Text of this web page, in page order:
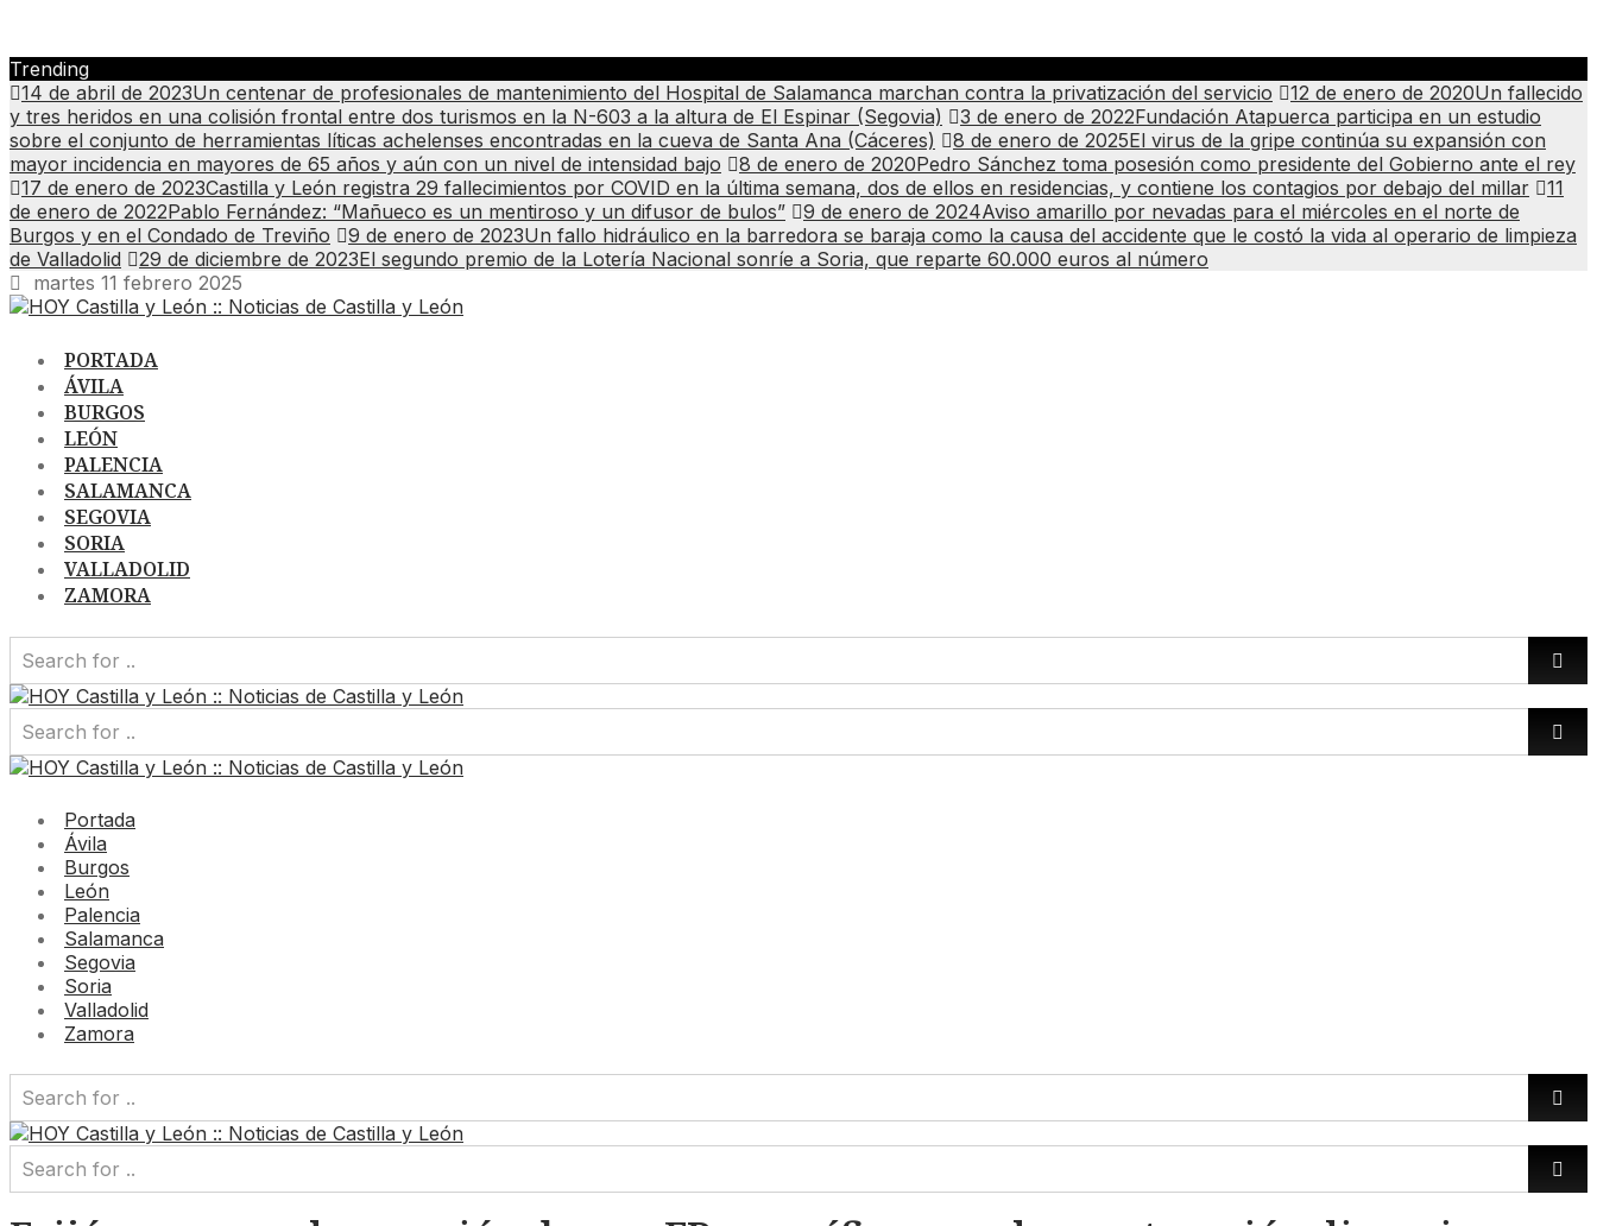
Trending
14 de abril de 2023Un centenar de profesionales de mantenimiento del Hospital de Salamanca marchan contra la privatización del servicio 12 de enero de 2020Un fallecido
y tres heridos en una colisión frontal entre dos turismos en la N-603 a la altura de El Espinar (Segovia)
3 de enero de 2022Fundación Atapuerca participa en un estudio
sobre el conjunto de herramientas líticas achelenses encontradas en la cueva de Santa Ana (Cáceres)
8 de enero de 2025El virus de la gripe continúa su expansión con
mayor incidencia en mayores de 65 años y aún con un nivel de intensidad bajo
8 de enero de 2020Pedro Sánchez toma posesión como presidente del Gobierno ante el rey
17 de enero de 2023Castilla y León registra 29 fallecimientos por COVID en la última semana, dos de ellos en residencias, y contiene los contagios por debajo del millar
11
de enero de 2022Pablo Fernández: “Mañueco es un mentiroso y un difusor de bulos” 9 de enero de 2024Aviso amarillo por nevadas para el miércoles en el norte de
Burgos y en el Condado de Treviño
9 de enero de 2023Un fallo hidráulico en la barredora se baraja como la causa del accidente que le costó la vida al operario de limpieza
de Valladolid
29 de diciembre de 2023El segundo premio de la Lotería Nacional sonríe a Soria, que reparte 60.000 euros al número
martes 11 febrero 2025
PORTADA
ÁVILA
BURGOS
LEÓN
PALENCIA
SALAMANCA
SEGOVIA
SORIA
VALLADOLID
ZAMORA
Portada
Ávila
Burgos
León
Palencia
Salamanca
Segovia
Soria
Valladolid
Zamora